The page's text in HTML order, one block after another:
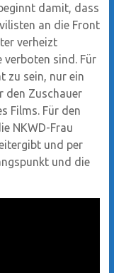
damit, dass
an die Front
verheizt
verboten sind. Für
zu sein, nur ein
den Zuschauer
Films. Für den
NKWD-Frau
und per
und die